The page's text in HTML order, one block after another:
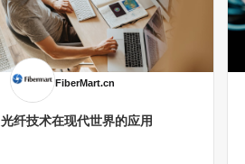
FiberMart.cn
光纤技术在现代世界的应用